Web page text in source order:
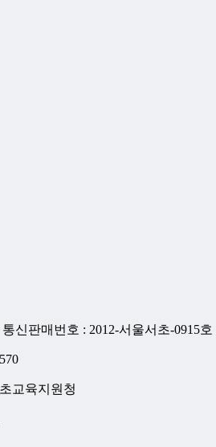
신판매번호 : 2012-서울서초-0915호
교육지원청